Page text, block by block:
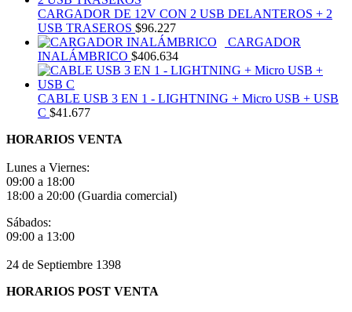
CARGADOR DE 12V CON 2 USB DELANTEROS + 2
USB TRASEROS $96.227
CARGADOR
INALÁMBRICO $406.634
CABLE USB 3 EN 1 - LIGHTNING + Micro USB + USB
C $41.677
HORARIOS VENTA
Lunes a Viernes:
09:00 a 18:00
18:00 a 20:00 (Guardia comercial)
Sábados:
09:00 a 13:00
24 de Septiembre 1398
HORARIOS POST VENTA